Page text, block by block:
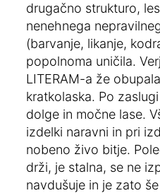
drugačno strukturo,
nenehnega
(barvanje, likanje,
popolnoma uničila.
LITERAM-a že
kratkolaska. Po
dolge in močne lase.
izdelki naravni in pri
nobeno živo bitje.
drži, je stalna, se ne
navdušuje in je zato